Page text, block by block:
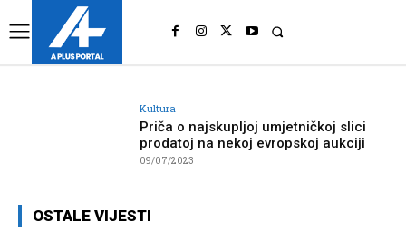
Kultura
Priča o najskupljoj umjetničkoj slici
prodatoj na nekoj evropskoj aukciji
09/07/2023
OSTALE VIJESTI